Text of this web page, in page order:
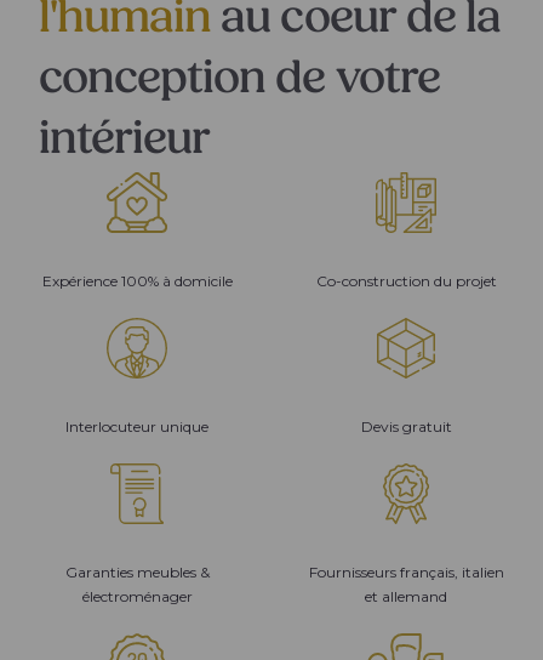
l'humain au coeur de la
conception de votre
intérieur
Expérience 100% à domicile Co-construction du projet
Interlocuteur unique Devis gratuit
Garanties meubles &
électroménager
Fournisseurs français, italien
et allemand